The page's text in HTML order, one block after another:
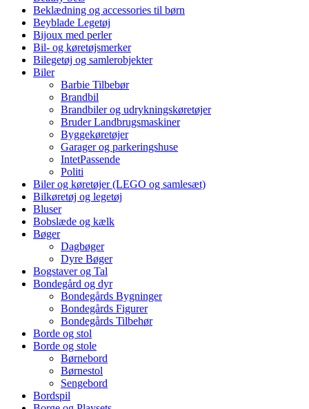
Beklædning og accessories til børn
Beyblade Legetøj
Bijoux med perler
Bil- og køretøjsmerker
Bilegetøj og samlerobjekter
Biler
Barbie Tilbebør
Brandbil
Brandbiler og udrykningskøretøjer
Bruder Landbrugsmaskiner
Byggekøretøjer
Garager og parkeringshuse
IntetPassende
Politi
Biler og køretøjer (LEGO og samlesæt)
Bilkøretøj og legetøj
Bluser
Bobslæde og kælk
Bøger
Dagbøger
Dyre Bøger
Bogstaver og Tal
Bondegård og dyr
Bondegårds Bygninger
Bondegårds Figurer
Bondegårds Tilbehør
Borde og stol
Borde og stole
Børnebord
Børnestol
Sengebord
Bordspil